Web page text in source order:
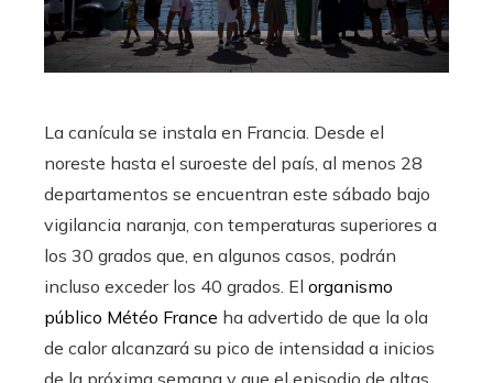
La canícula se instala en Francia. Desde el
noreste hasta el suroeste del país, al menos 28
departamentos se encuentran este sábado bajo
vigilancia naranja, con temperaturas superiores a
los 30 grados que, en algunos casos, podrán
incluso exceder los 40 grados. El organismo
público Météo France ha advertido de que la ola
de calor alcanzará su pico de intensidad a inicios
de la próxima semana y que el episodio de altas